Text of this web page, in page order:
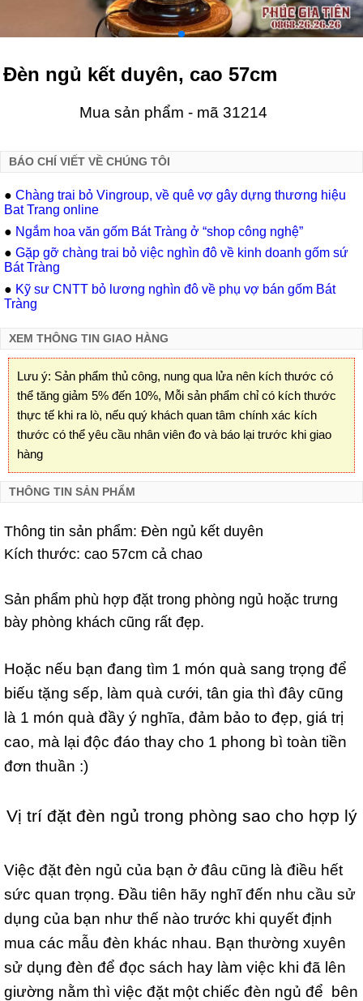
Đèn ngủ kết duyên, cao 57cm
Mua sản phẩm - mã 31214
BÁO CHÍ VIẾT VỀ CHÚNG TÔI
● Chàng trai bỏ Vingroup, về quê vợ gây dựng thương hiệu
Bat Trang online
● Ngắm hoa văn gốm Bát Tràng ở “shop công nghệ”
● Gặp gỡ chàng trai bỏ việc nghìn đô về kinh doanh gốm sứ
Bát Tràng
● Kỹ sư CNTT bỏ lương nghìn đô về phụ vợ bán gốm Bát
Tràng
XEM THÔNG TIN GIAO HÀNG
Lưu ý: Sản phẩm thủ công, nung qua lửa nên kích thước có
thể tăng giảm 5% đến 10%, Mỗi sản phẩm chỉ có kích thước
thực tế khi ra lò, nếu quý khách quan tâm chính xác kích
thước có thể yêu cầu nhân viên đo và báo lại trước khi giao
hàng
THÔNG TIN SẢN PHẨM
Thông tin sản phẩm: Đèn ngủ kết duyên
Kích thước: cao 57cm cả chao
Sản phẩm phù hợp đặt trong phòng ngủ hoặc trưng
bày phòng khách cũng rất đẹp.
Hoặc nếu bạn đang tìm 1 món quà sang trọng để
biếu tặng sếp, làm quà cưới, tân gia thì đây cũng
là 1 món quà đầy ý nghĩa, đảm bảo to đẹp, giá trị
cao, mà lại độc đáo thay cho 1 phong bì toàn tiền
đơn thuần :)
Vị trí đặt đèn ngủ trong phòng sao cho hợp lý
Việc đặt đèn ngủ của bạn ở đâu cũng là điều hết
sức quan trọng. Đầu tiên hãy nghĩ đến nhu cầu sử
dụng của bạn như thế nào trước khi quyết định
mua các mẫu đèn khác nhau. Bạn thường xuyên
sử dụng đèn để đọc sách hay làm việc khi đã lên
giường nằm thì việc đặt một chiếc đèn ngủ để bên